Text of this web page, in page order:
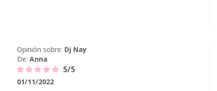
Opinión sobre: Dj Nay
De: Anna
5/5
01/11/2022